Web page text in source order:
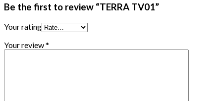
Be the first to review “TERRA TV01”
Your rating
Your review*